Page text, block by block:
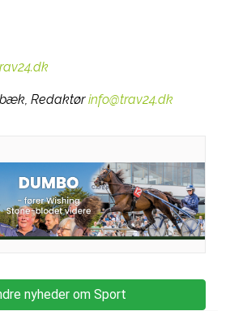
Redaktør info@trav24.dk
nyheder om Sport